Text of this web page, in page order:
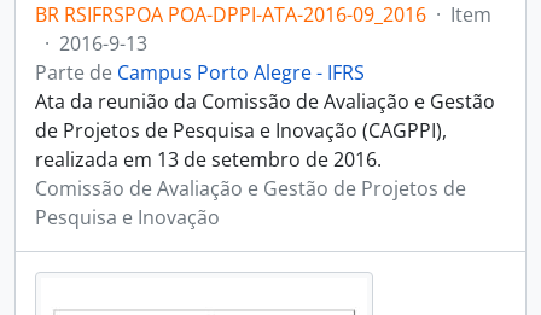
BR RSIFRSPOA POA-DPPI-ATA-2016-09_2016 · Item
· 2016-9-13
Parte de Campus Porto Alegre - IFRS
Ata da reunião da Comissão de Avaliação e Gestão
de Projetos de Pesquisa e Inovação (CAGPPI),
realizada em 13 de setembro de 2016.
Comissão de Avaliação e Gestão de Projetos de
Pesquisa e Inovação